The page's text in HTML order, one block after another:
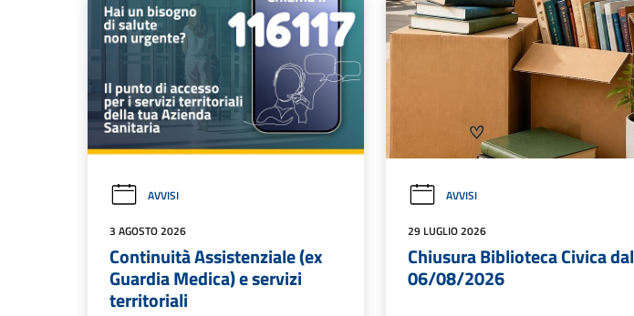
AVVISI
3 AGOSTO 2026
Continuità Assistenziale (ex
Guardia Medica) e servizi
territoriali
AVVISI
29 LUGLIO 2026
Chiusura Biblioteca Civica dal
06/08/2026